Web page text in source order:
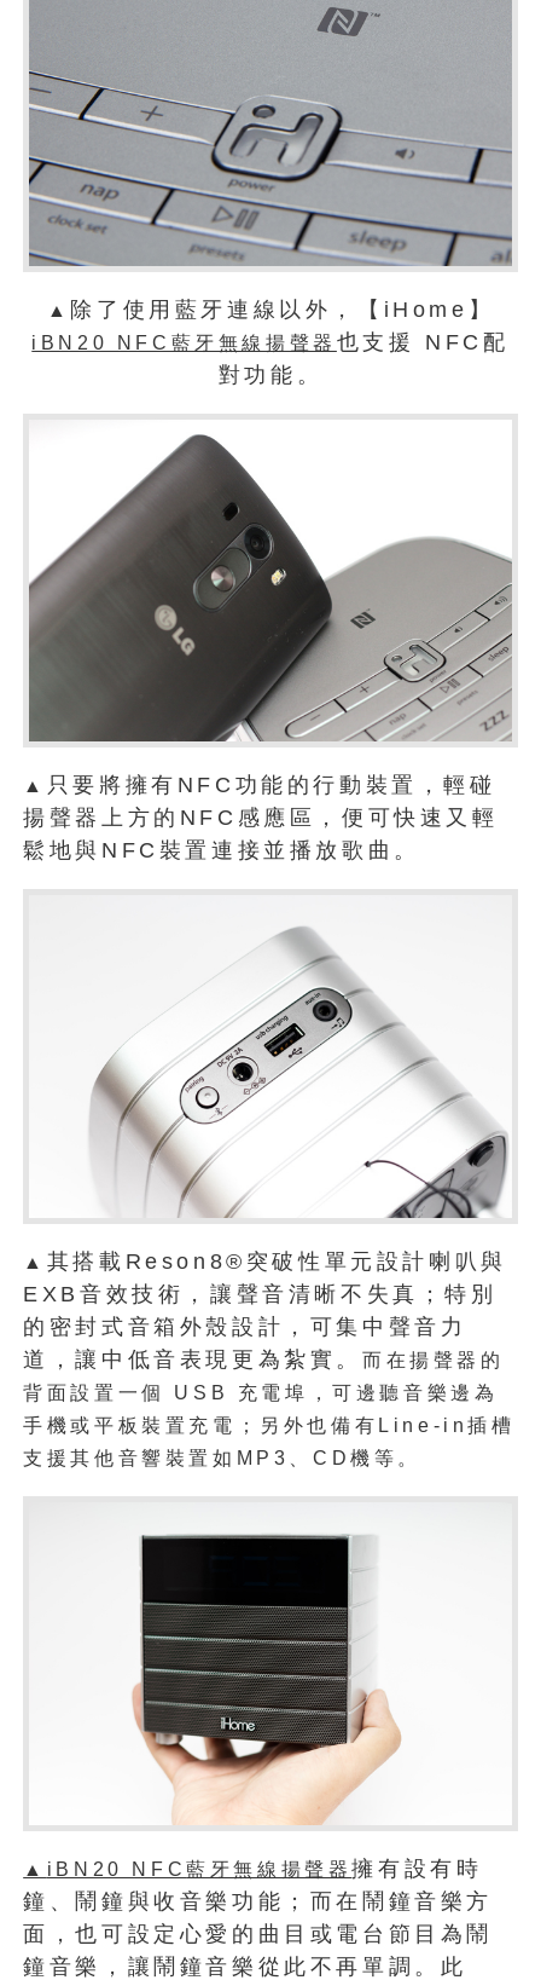
▲ 除了使用藍牙連線以外，【iHome】
iBN20 NFC藍牙無線揚聲器 也支援 NFC配
對功能。
▲ 只要將擁有NFC功能的行動裝置，輕碰
揚聲器上方的NFC感應區，便可快速又輕
鬆地與NFC裝置連接並播放歌曲。
▲ 其搭載Reson8®突破性單元設計喇叭與
EXB音效技術，讓聲音清晰不失真；特別
的密封式音箱外殼設計，可集中聲音力
道，讓中低音表現更為紮實。 而在揚聲器的
背面設置一個 USB 充電埠，可邊聽音樂邊為
手機或平板裝置充電；另外也備有Line-in插槽
支援其他音響裝置如MP3、CD機等。
▲ iBN20 NFC藍牙無線揚聲器擁有設有時
鐘、鬧鐘與收音樂功能；而在鬧鐘音樂方
面，也可設定心愛的曲目或電台節目為鬧
鐘音樂，讓鬧鐘音樂從此不再單調。此